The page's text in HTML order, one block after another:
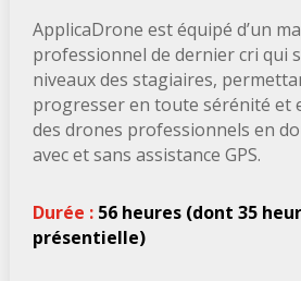
ApplicaDrone est équipé d’un
professionnel de dernier cri qui
niveaux des stagiaires,
progresser en toute sérénité et
des drones professionnels en
avec et sans assistance GPS.
Durée : 56 heures (dont 35
présentielle)